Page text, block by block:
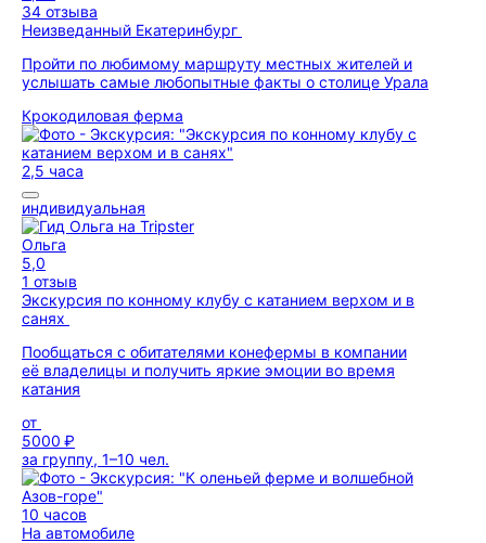
34 отзыва
Неизведанный Екатеринбург
Пройти по любимому маршруту местных жителей и
услышать самые любопытные факты о столице Урала
Крокодиловая ферма
2,5 часа
индивидуальная
Ольга
5,0
1 отзыв
Экскурсия по конному клубу с катанием верхом и в
санях
Пообщаться с обитателями конефермы в компании
её владелицы и получить яркие эмоции во время
катания
от
5000 ₽
за группу, 1–10 чел.
10 часов
На автомобиле